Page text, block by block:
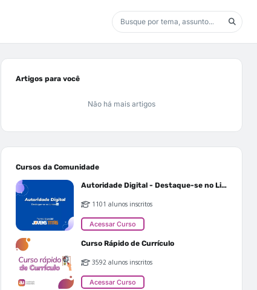
Artigos para você
Não há mais artigos
Cursos da Comunidade
Autoridade Digital - Destaque-se no Linkedin
1101 alunos inscritos
Acessar Curso
Curso Rápido de Currículo
3592 alunos inscritos
Acessar Curso